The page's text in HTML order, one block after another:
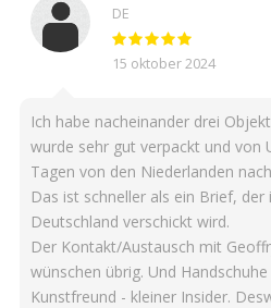
DE
15 oktober 2024
Ich habe nacheinander drei
wurde sehr gut verpackt und von
Tagen von den Niederlanden
Das ist schneller als ein Brief, der
Deutschland verschickt wird.
Der Kontakt/Austausch mit
wünschen übrig. Und
Kunstfreund - kleiner Insider.